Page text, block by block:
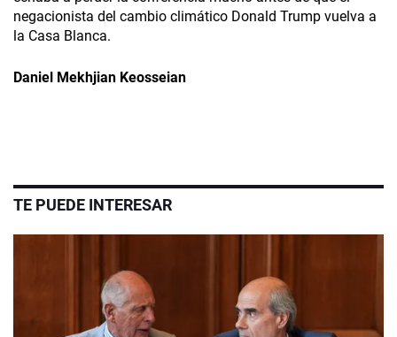
negacionista del cambio climático Donald Trump vuelva a
la Casa Blanca.
Daniel Mekhjian Keosseian
TE PUEDE INTERESAR